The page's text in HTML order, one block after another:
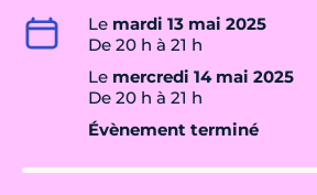
Le mardi 13 mai 2025
De 20 h à 21 h
Le mercredi 14 mai 2025
De 20 h à 21 h
Évènement terminé